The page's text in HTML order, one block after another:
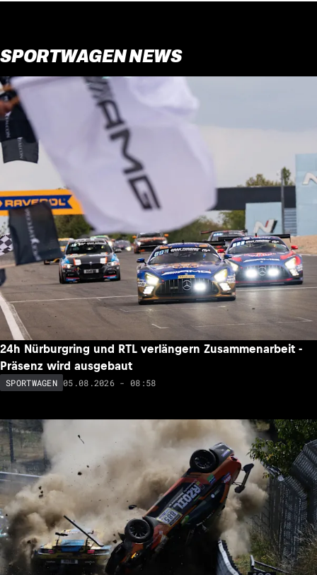
SPORTWAGEN NEWS
24h Nürburgring und RTL verlängern Zusammenarbeit -
Präsenz wird ausgebaut
SPORTWAGEN 05.08.2026 - 08:58